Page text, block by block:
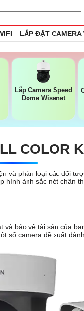
LẮP ĐẶT CAMERA
Lắp Camera Speed
Dome Wisenet
COLOR
và phân loại các đối
ảnh sắc nét chân
bảo vệ tài sản của
số camera đề xuất